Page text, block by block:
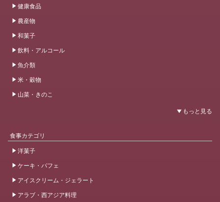
健康食品
農産物
和菓子
飲料・アルコール
魚介類
米・穀物
山菜・きのこ
食事カテゴリ
洋菓子
ケーキ・パフェ
アイスクリーム・ジェラート
アラブ・西アジア料理